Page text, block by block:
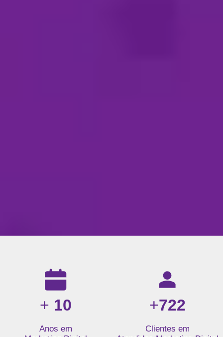
Resultados da nossa agência de marketing digital: mais
+ 10
Anos em
+722
Clientes em